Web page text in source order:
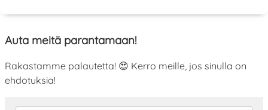
Auta meitä parantamaan!
Rakastamme palautetta! 😍 Kerro meille, jos sinulla on
ehdotuksia!